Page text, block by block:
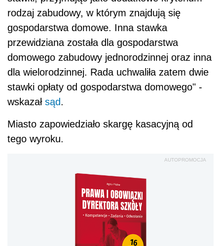
rodzaj zabudowy, w którym znajdują się
gospodarstwa domowe. Inna stawka
przewidziana została dla gospodarstwa
domowego zabudowy jednorodzinnej oraz inna
dla wielorodzinnej. Rada uchwaliła zatem dwie
stawki opłaty od gospodarstwa domowego" -
wskazał sąd.
Miasto zapowiedziało skargę kasacyjną od
tego wyroku.
AUTOPROMOCJA